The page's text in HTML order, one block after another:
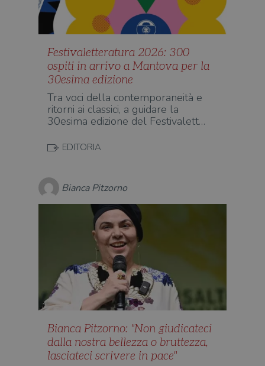
Festivaletteratura 2026: 300
ospiti in arrivo a Mantova per la
30esima edizione
Tra voci della contemporaneità e
ritorni ai classici, a guidare la
30esima edizione del Festivalett…
EDITORIA
Bianca Pitzorno
Bianca Pitzorno: "Non giudicateci
dalla nostra bellezza o bruttezza,
lasciateci scrivere in pace"